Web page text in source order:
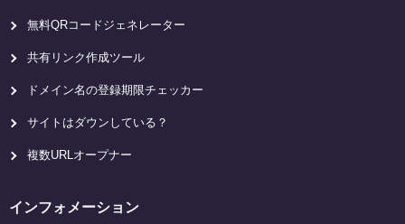
無料QRコードジェネレーター
共有リンク作成ツール
ドメイン名の登録期限チェッカー
サイトはダウンしている？
複数URLオープナー
インフォメーション